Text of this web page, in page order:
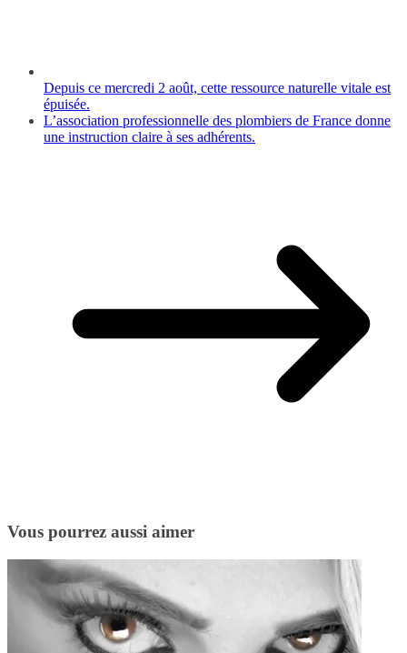
Depuis ce mercredi 2 août, cette ressource naturelle vitale est
épuisée.
L’association professionnelle des plombiers de France donne
une instruction claire à ses adhérents.
Vous pourrez aussi aimer